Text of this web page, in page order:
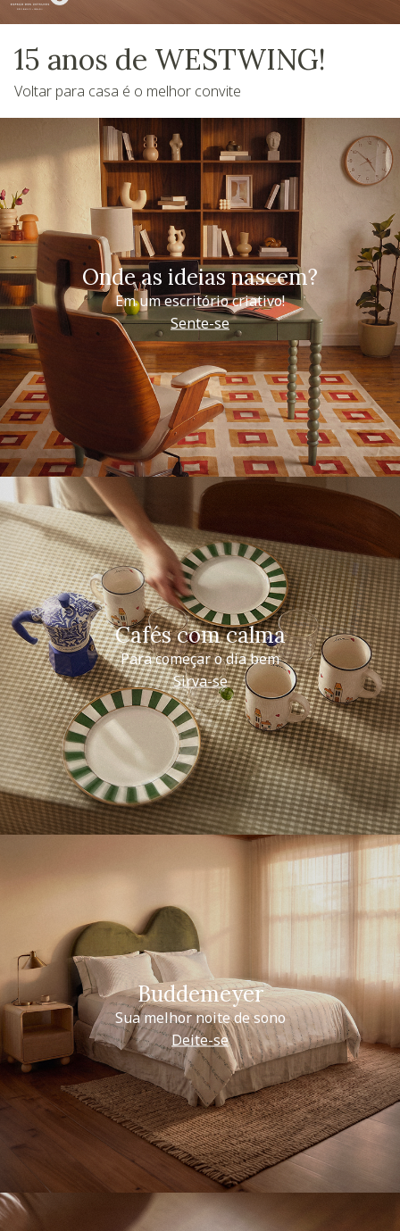
15 anos de WESTWING!
Voltar para casa é o melhor convite
Onde as ideias nascem?
Em um escritório criativo!
Sente-se
Cafés com calma
Para começar o dia bem
Sirva-se
Buddemeyer
Sua melhor noite de sono
Deite-se